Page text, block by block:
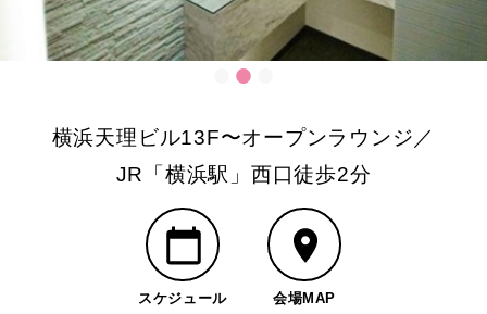
横浜天理ビル13F〜オープンラウンジ／
JR「横浜駅」西口徒歩2分
スケジュール 会場MAP